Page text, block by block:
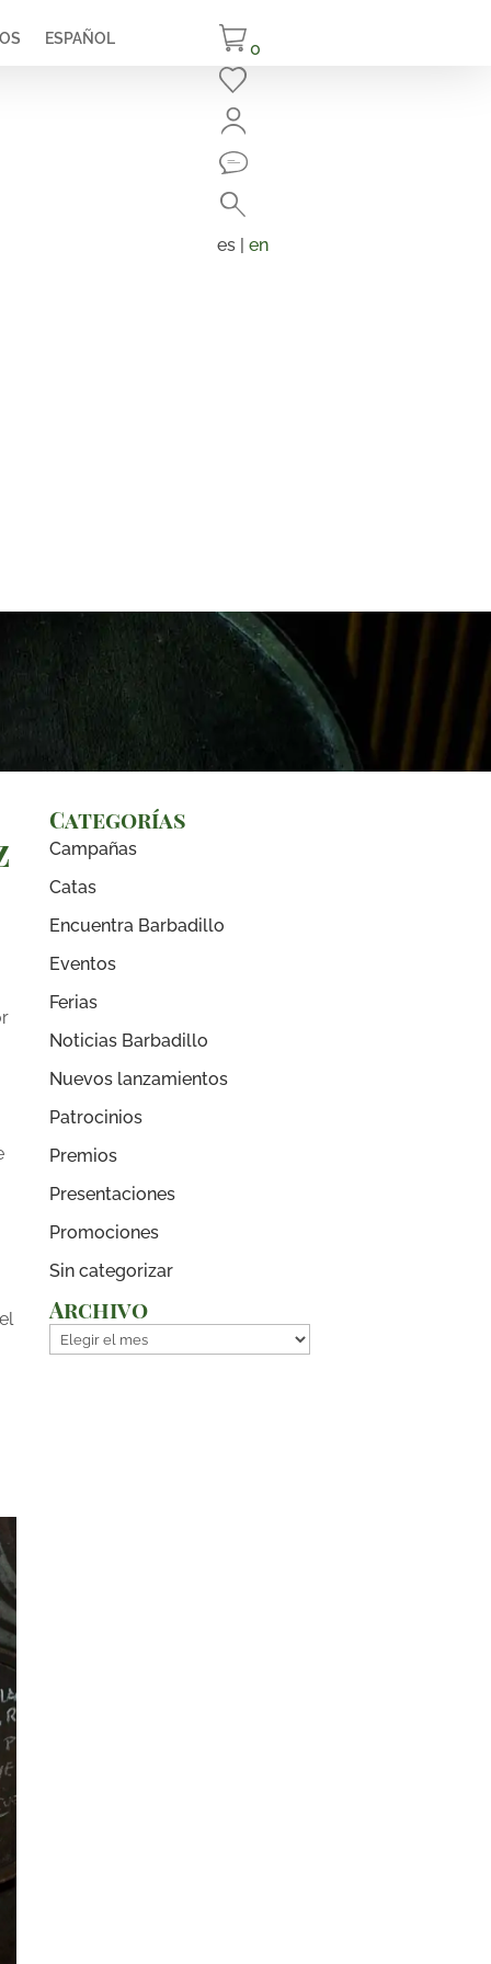
ESPAÑOL 0
es | en
Categorías
Campañas
Catas
Encuentra Barbadillo
Eventos
Ferias
Noticias Barbadillo
Nuevos lanzamientos
Patrocinios
Premios
Presentaciones
Promociones
Sin categorizar
Archivo
Archivo